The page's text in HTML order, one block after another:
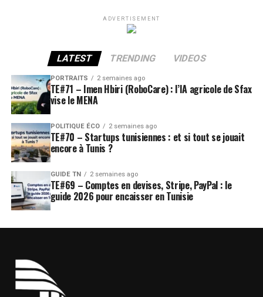
ADVERTISEMENT
LATEST TRENDING VIDEOS
PORTRAITS 2 semaines ago
TE#71 – Imen Hbiri (RoboCare) : l’IA agricole de Sfax
vise le MENA
POLITIQUE ÉCO 2 semaines ago
TE#70 – Startups tunisiennes : et si tout se jouait
encore à Tunis ?
GUIDE TN 2 semaines ago
TE#69 – Comptes en devises, Stripe, PayPal : le
guide 2026 pour encaisser en Tunisie